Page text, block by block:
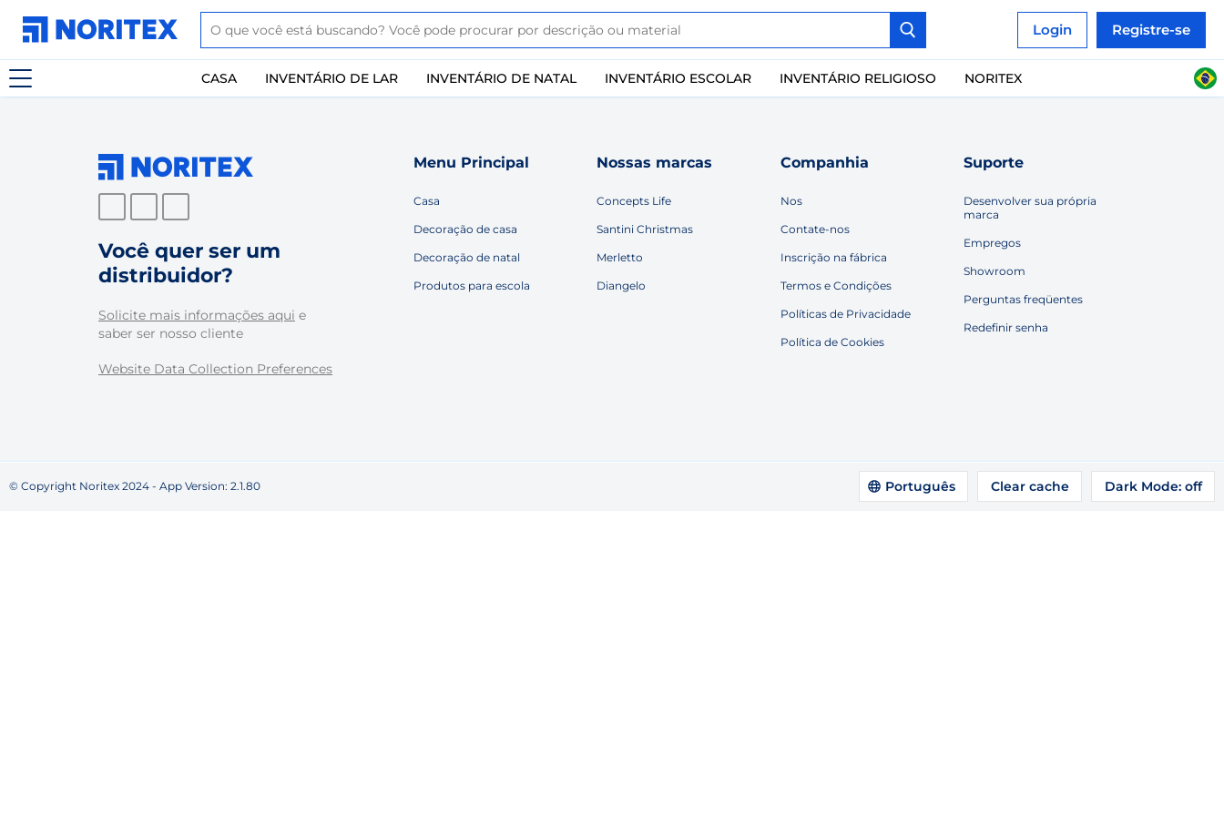
Login Registre-se
CASA INVENTÁRIO DE LAR INVENTÁRIO DE NATAL INVENTÁRIO ESCOLAR INVENTÁRIO RELIGIOSO NORITEX
Você quer ser um
distribuidor?
Solicite mais informações aqui e
saber ser nosso cliente
Website Data Collection Preferences
Menu Principal
Casa
Decoração de casa
Decoração de natal
Produtos para escola
Nossas marcas
Concepts Life
Santini Christmas
Merletto
Diangelo
Companhia
Nos
Contate-nos
Inscrição na fábrica
Termos e Condições
Políticas de Privacidade
Política de Cookies
Suporte
Desenvolver sua própria
marca
Empregos
Showroom
Perguntas freqüentes
Redefinir senha
© Copyright Noritex 2024 - App Version: 2.1.80 Português Clear cache Dark Mode: off